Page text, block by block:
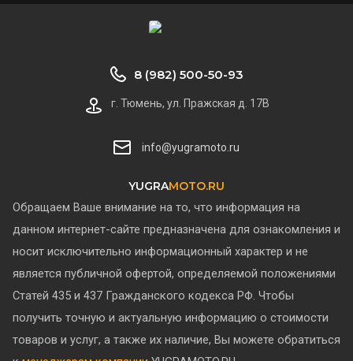
YUGRAMOTO.RU
Обращаем Ваше внимание на то, что информация на
данном интернет-сайте предназначена для ознакомления и
носит исключительно информационный характер и не
является публичной офертой, определяемой положениями
Статей 435 и 437 Гражданского кодекса РФ. Чтобы
получить точную и актуальную информацию о стоимости
товаров и услуг, а также их наличие, Вы можете обратиться
8 (982) 500-50-93
г. Тюмень, ул. Пражская д. 17В
info@yugramoto.ru